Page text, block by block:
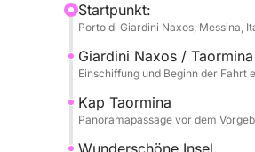
Bucht der Sirenen – ein
Bucht harmonisch
Stopp tagsüber zu einem
Schließlich erreichen wir
einen Ort voller Charme
Entspannen und
Startpunkt:
Porto di Giardini Naxos, Messina,
Giardini Naxos / Taormina
Einschiffung und Beginn der Fahrt
Kap Taormina
Panoramapassage vor dem
Wunderschöne Insel